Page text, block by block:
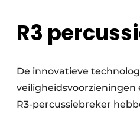
R3
De innovatieve
R3-percussiebreker